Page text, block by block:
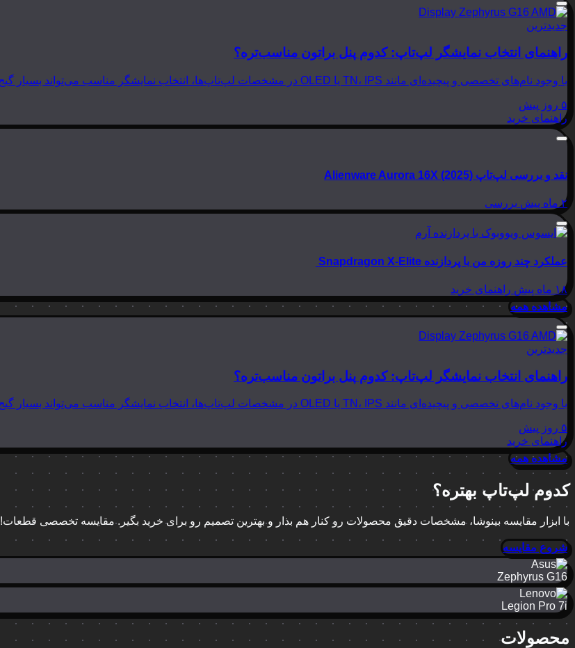
جدیدترین
راهنمای انتخاب نمایشگر لپ‌تاپ: کدوم پنل براتون مناسب‌تره؟
با وجود نام‌های تخصصی و پیچیده‌ای مانند TN، IPS یا OLED در مشخصات لپ‌تاپ‌ها، انتخاب نمایشگر مناسب می‌تواند بسیار گیج‌کننده باشد. در این مقاله از بینوشا، قصد داریم به زبانی…
۵ روز پیش
راهنمای خرید
نقد و بررسی لپ‌تاپ Alienware Aurora 16X (2025)
۲ ماه پیش بررسی
عملکرد چند روزه من با پردازنده Snapdragon X-Elite
۱۸ ماه پیش
راهنمای خرید
مشاهده همه
جدیدترین
راهنمای انتخاب نمایشگر لپ‌تاپ: کدوم پنل براتون مناسب‌تره؟
با وجود نام‌های تخصصی و پیچیده‌ای مانند TN، IPS یا OLED در مشخصات لپ‌تاپ‌ها، انتخاب نمایشگر مناسب می‌تواند بسیار گیج‌کننده باشد. در این مقاله از بینوشا، قصد داریم به زبانی…
۵ روز پیش
راهنمای خرید
مشاهده همه
کدوم لپ‌تاپ بهتره؟
با ابزار مقایسه بینوشا، مشخصات دقیق محصولات رو کنار هم بذار و بهترین تصمیم رو برای خرید بگیر. مقایسه تخصصی قطعات!
شروع مقایسه
Zephyrus G16
Legion Pro 7i
محصولات